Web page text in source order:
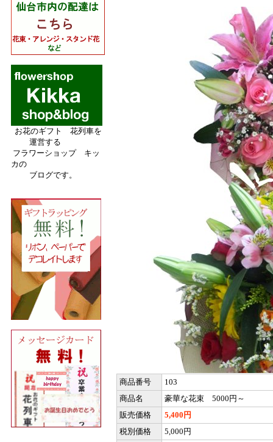
お花のギフト 花列車を
運営する
フラワーショップ キッ
カの
ブログです。
商品番号
103
商品名
豪華な花束 5000円～
販売価格
5,400円
税別価格
5,000円